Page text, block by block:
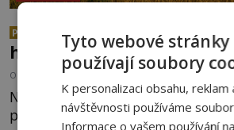
PREMIUM
Za magií starých
hradiště Závist?
OD KAROLÍNA TRNKOVÁ 3.2TIS
Na jižním okraji Prahy naproti
pozůstatky keltského hradiště
Tyto webové stránky
používají soubory
K personalizaci obsahu, reklam
návštěvnosti používáme
Informace o vašem používání